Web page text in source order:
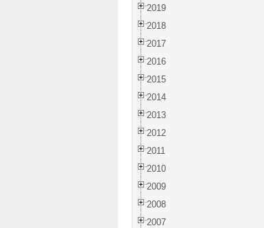
2019
2018
2017
2016
2015
2014
2013
2012
2011
2010
2009
2008
2007